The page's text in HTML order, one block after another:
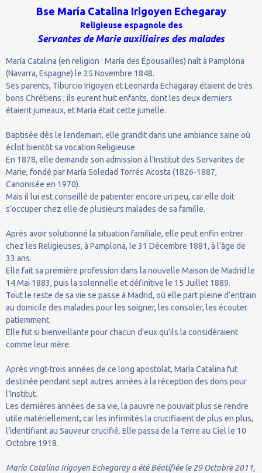
Bse María Catalina Irigoyen Echegaray
Religieuse espagnole des
Servantes de Marie auxiliaires des malades
María Catalina (en religion : María des Épousailles) naît à Pamplona
(Navarra, Espagne) le 25 Novembre 1848.
Ses parents, Tiburcio Irigoyen et Leonarda Echagaray étaient de très
bons Chrétiens ; ils eurent huit enfants, dont les deux derniers
étaient jumeaux, et María était cette jumelle.
Baptisée dès le lendemain, elle grandit dans une ambiance saine où
éclot bientôt sa vocation Religieuse.
En 1878, elle demande son admission à l’Institut des Servantes de
Marie, fondé par María Soledad Torrés Acosta (1826-1887,
Canonisée en 1970).
Mais il lui est conseillé de patienter encore un peu, car elle doit
s’occuper chez elle de plusieurs malades de sa famille.
Après avoir solutionné la situation familiale, elle peut enfin entrer
chez les Religieuses, à Pamplona, le 31 Décembre 1881, à l’âge de
33 ans.
Elle fait sa première profession dans la nouvelle Maison de Madrid le
14 Mai 1883, puis la solennelle et définitive le 15 Juillet 1889.
Tout le reste de sa vie se passe à Madrid, où elle part pleine d’entrain
au domicile des malades pour les soigner, les consoler, les écouter
patiemment.
Elle fut si bienveillante pour chacun d’eux qu’ils la considéraient
comme leur mère.
Après vingt-trois années de ce long apostolat, María Catalina fut
destinée pendant sept autres années à la réception des dons pour
l’Institut.
Les dernières années de sa vie, la pauvre ne pouvait plus se rendre
utile matériellement, car les infirmités la crucifiaient de plus en plus,
l’identifiant au Sauveur crucifié. Elle passa de la Terre au Ciel le 10
Octobre 1918.
María Catalina Irigoyen Echegaray a été Béatifiée le 29 Octobre 2011,